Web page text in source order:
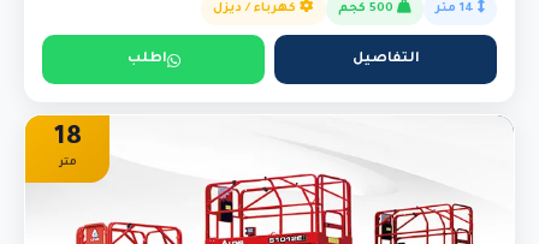
كهرباء / ديزل
التفاصيل اطلب
18
متر